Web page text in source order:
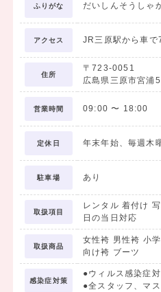
ふりがな だいしんそうしゃ
アクセス JR三原駅から車で
住所
〒723-0051
広島県三原市宮浦
営業時間 09:00 〜 18:00
定休日 年末年始、毎週木
駐車場 あり
取扱項目
レンタル 着付け
日の当日対応
取扱商品
女性袴 男性袴 小
向け袴 ブーツ
感染症対策
●ウィルス感染症
●全スタッフ、マス